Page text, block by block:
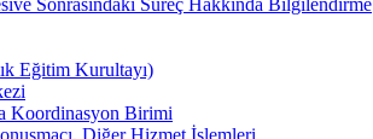
Eğitim Kurultayı)
Koordinasyon Birimi
Diğer Hizmet İşlemleri